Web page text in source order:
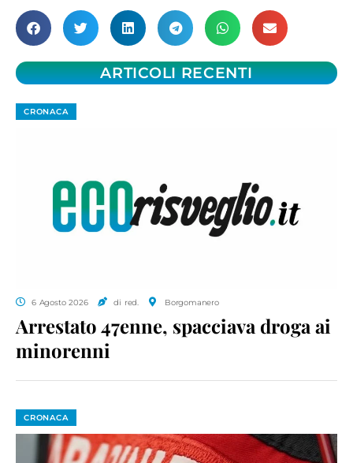
ARTICOLI RECENTI
CRONACA
6 Agosto 2026 di red. Borgomanero
Arrestato 47enne, spacciava droga ai
minorenni
CRONACA